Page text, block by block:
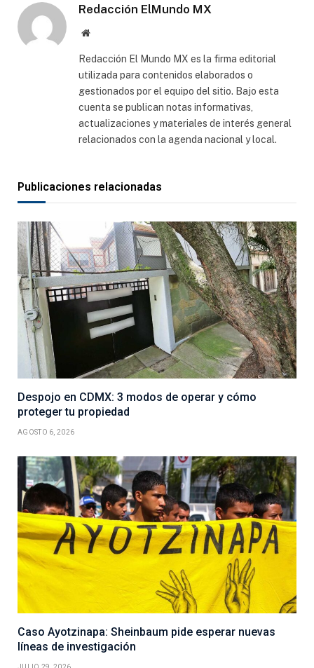
Redacción ElMundo MX
Sitio
Redacción El Mundo MX es la firma editorial
utilizada para contenidos elaborados o
gestionados por el equipo del sitio. Bajo esta
cuenta se publican notas informativas,
actualizaciones y materiales de interés general
relacionados con la agenda nacional y local.
Publicaciones relacionadas
Despojo en CDMX: 3 modos de operar y cómo
proteger tu propiedad
AGOSTO 6, 2026
Caso Ayotzinapa: Sheinbaum pide esperar nuevas
líneas de investigación